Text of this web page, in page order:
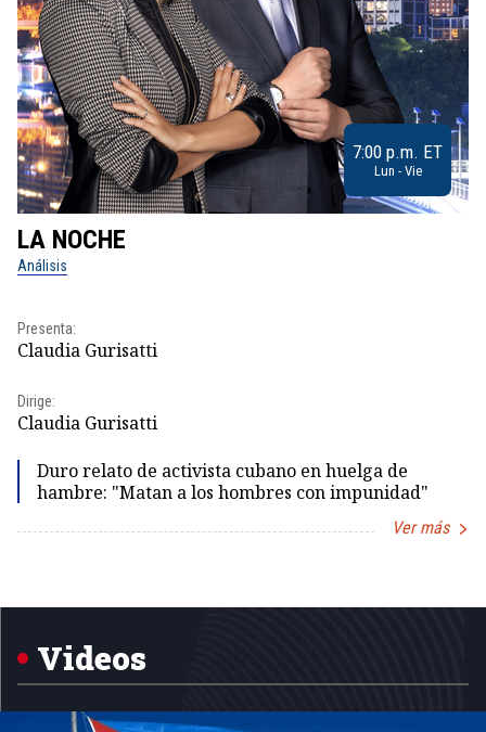
7:00 p.m. ET
Lun - Vie
LA NOCHE
Análisis
Presenta:
Claudia Gurisatti
Dirige:
Claudia Gurisatti
Duro relato de activista cubano en huelga de
hambre: "Matan a los hombres con impunidad"
Ver más
5
Videos